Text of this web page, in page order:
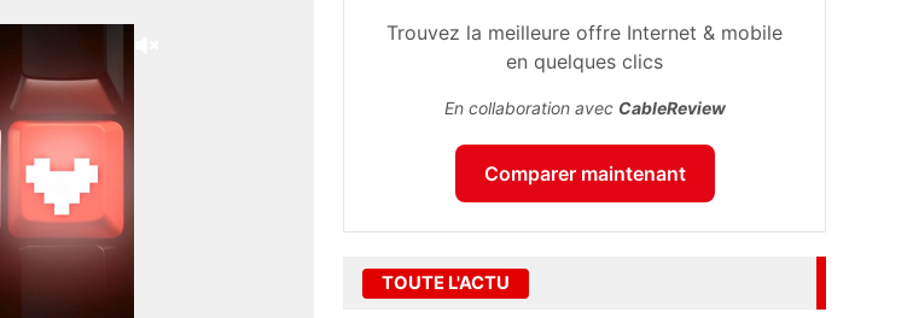
Trouvez la meilleure offre Internet & mobile
en quelques clics
En collaboration avec CableReview
Comparer maintenant
TOUTE L'ACTU